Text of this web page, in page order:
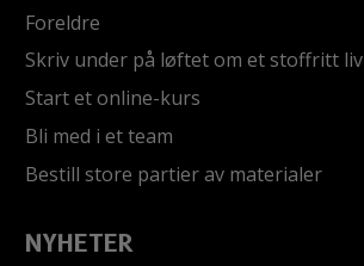
Foreldre
Skriv under på løftet om et stoffritt liv
Start et online-kurs
Bli med i et team
Bestill store partier av materialer
NYHETER